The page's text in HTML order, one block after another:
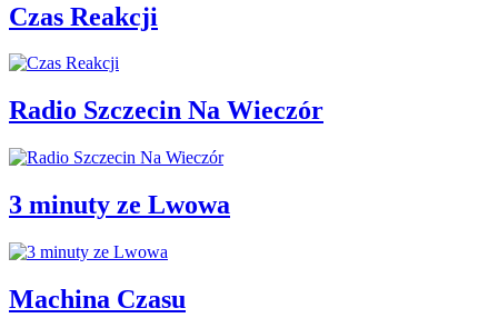
Czas Reakcji
Radio Szczecin Na Wieczór
3 minuty ze Lwowa
Machina Czasu